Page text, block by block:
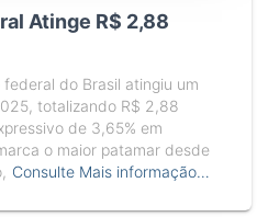
Atinge R$ 2,88
do Brasil atingiu um
totalizando R$ 2,88
de 3,65% em
o maior patamar desde
Consulte Mais informação…